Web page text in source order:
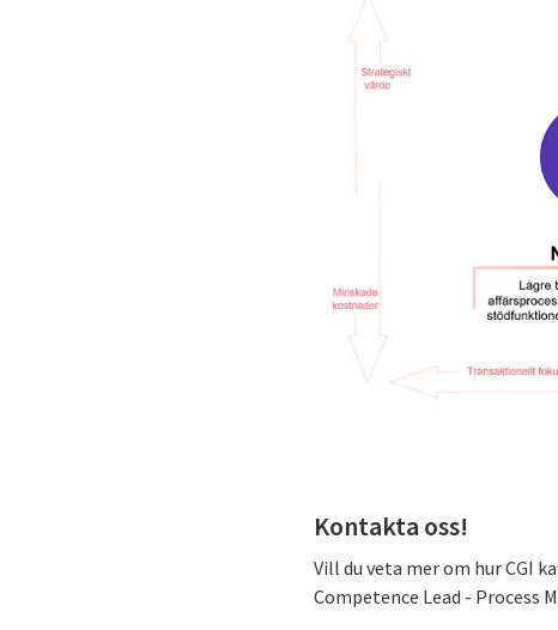
Kontakta oss!
Vill du veta mer om hur CGI
Competence Lead - Process